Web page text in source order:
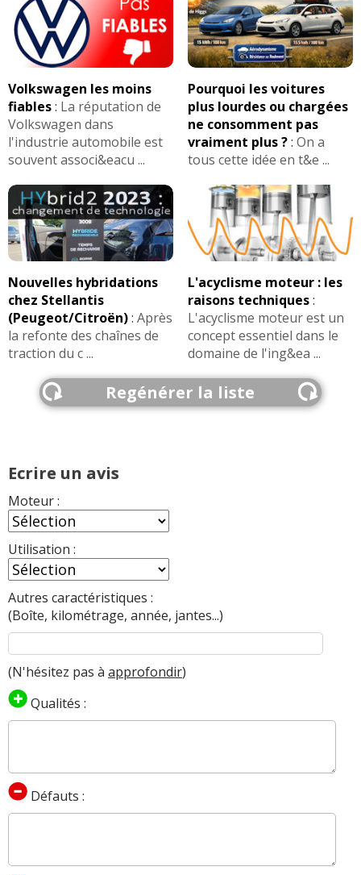
Volkswagen les moins
fiables: La réputation de
Volkswagen dans
l'industrie automobile est
souvent associ&eacu ...
Pourquoi les voitures
plus lourdes ou chargées
ne consomment pas
vraiment plus ?: On a
tous cette idée en t&e ...
Nouvelles hybridations
chez Stellantis
(Peugeot/Citroën): Après
la refonte des chaînes de
traction du c ...
L'acyclisme moteur : les
raisons techniques:
L'acyclisme moteur est un
concept essentiel dans le
domaine de l'ing&ea ...
Regénérer la liste
Ecrire un avis
Moteur :
Utilisation :
Autres caractéristiques :
(Boîte, kilométrage, année, jantes...)
(N'hésitez pas à approfondir)
Qualités :
Défauts :